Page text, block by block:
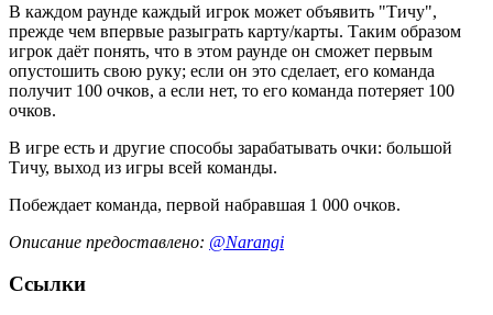
В каждом раунде каждый игрок может объявить "Тичу",
прежде чем впервые разыграть карту/карты. Таким образом
игрок даёт понять, что в этом раунде он сможет первым
опустошить свою руку; если он это сделает, его команда
получит 100 очков, а если нет, то его команда потеряет 100
очков.
В игре есть и другие способы зарабатывать очки: большой
Тичу, выход из игры всей команды.
Побеждает команда, первой набравшая 1 000 очков.
Описание предоставлено: @Narangi
Ссылки